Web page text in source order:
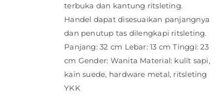
terbuka dan kantung ritsleting.
Handel dapat disesuaikan panjangnya
dan penutup tas dilengkapi ritsleting.
Panjang: 32 cm Lebar: 13 cm Tinggi: 23
cm Gender: Wanita Material: kulit sapi,
kain suede, hardware metal, ritsleting
YKK